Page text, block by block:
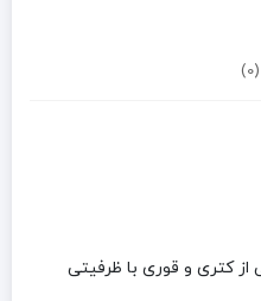
کتری و قوری با ظرفیتی